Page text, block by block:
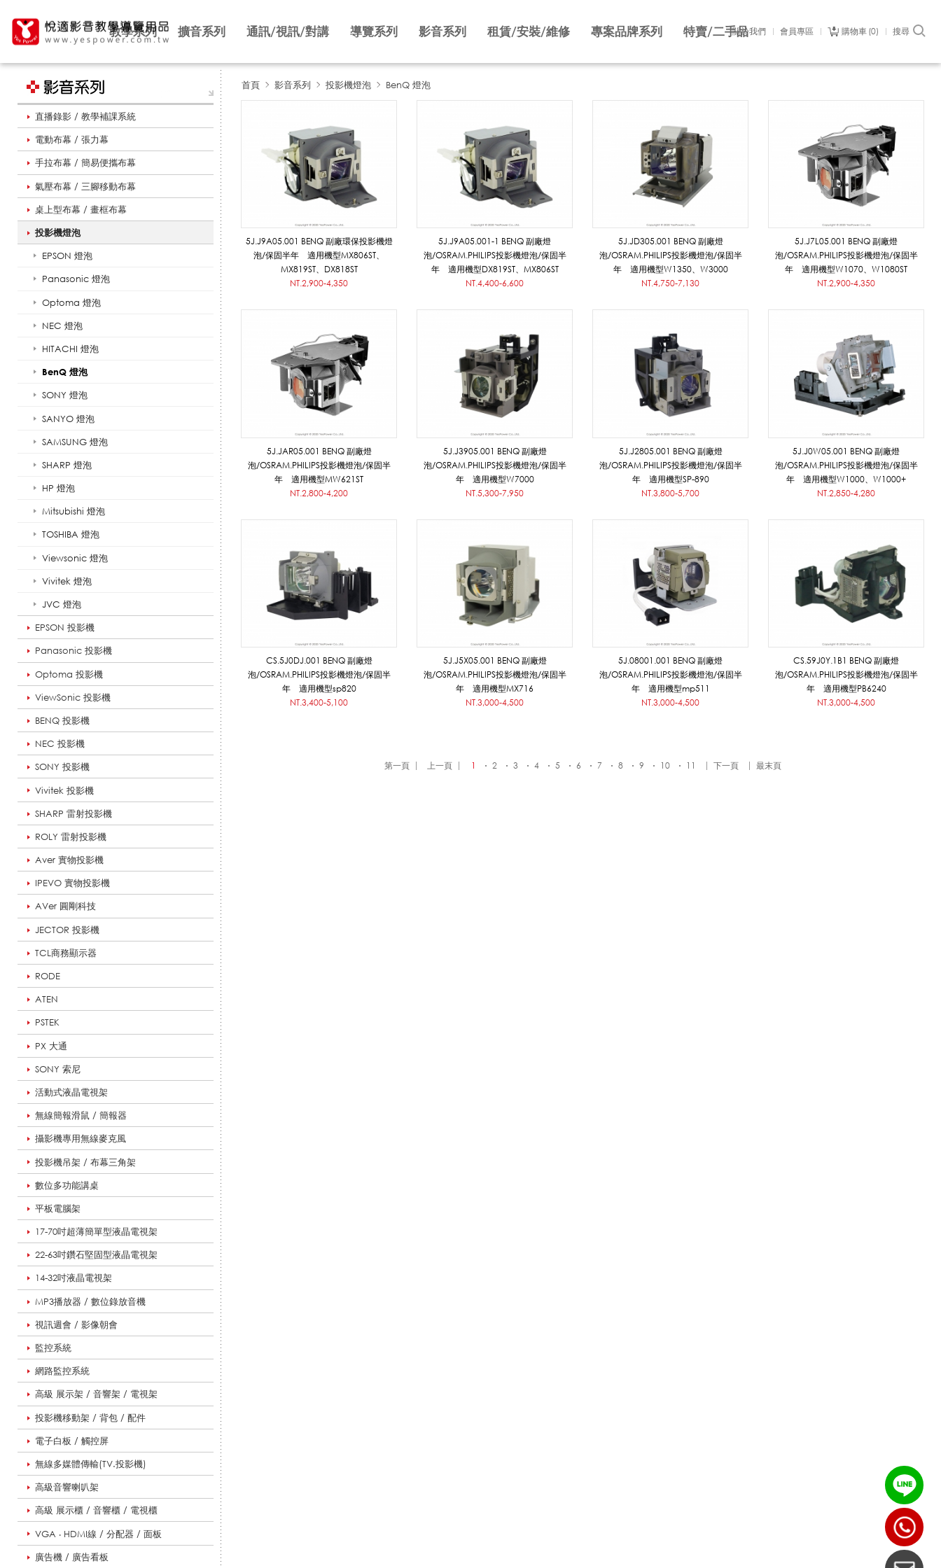
關於我們 會員專區 購物車 0 搜尋
教學系列 擴音系列 通訊/視訊/對講 導覽系列 影音系列 租賃/安裝/維修 專案品牌系列 特賣/二手品
直播錄影 / 教學補課系統
電動布幕 / 張力幕
手拉布幕 / 簡易便攜布幕
氣壓布幕 / 三腳移動布幕
桌上型布幕 / 畫框布幕
投影機燈泡
EPSON 燈泡
Panasonic 燈泡
Optoma 燈泡
NEC 燈泡
HITACHI 燈泡
BenQ 燈泡
SONY 燈泡
SANYO 燈泡
SAMSUNG 燈泡
SHARP 燈泡
HP 燈泡
Mitsubishi 燈泡
TOSHIBA 燈泡
Viewsonic 燈泡
Vivitek 燈泡
JVC 燈泡
EPSON 投影機
Panasonic 投影機
Optoma 投影機
ViewSonic 投影機
BENQ 投影機
NEC 投影機
SONY 投影機
Vivitek 投影機
SHARP 雷射投影機
ROLY 雷射投影機
Aver 實物投影機
IPEVO 實物投影機
AVer 圓剛科技
JECTOR 投影機
TCL商務顯示器
RODE
ATEN
PSTEK
PX 大通
SONY 索尼
活動式液晶電視架
無線簡報滑鼠 / 簡報器
攝影機專用無線麥克風
投影機吊架 / 布幕三角架
數位多功能講桌
平板電腦架
17-70吋超薄簡單型液晶電視架
22-63吋鑽石堅固型液晶電視架
14-32吋液晶電視架
MP3播放器 / 數位錄放音機
視訊週會 / 影像朝會
監控系統
網路監控系統
高級 展示架 / 音響架 / 電視架
投影機移動架 / 背包 / 配件
電子白板 / 觸控屏
無線多媒體傳輸(TV.投影機)
高級音響喇叭架
高級 展示櫃 / 音響櫃 / 電視櫃
VGA ‧ HDMI線 / 分配器 / 面板
廣告機 / 廣告看板
首頁 影音系列 投影機燈泡 BenQ 燈泡
n
_
投
燈
5J.J9A05.001 BENQ 副廠環保投影機燈
泡/保固半年 適用機型MX806ST、
MX819ST、DX818ST
NT.2,900-4,350
5J.J9A05.001-1 BENQ 副廠燈
泡/OSRAM.PHILIPS投影機燈泡/保固半
年 適用機型DX819ST、MX806ST
NT.4,400-6,600
5J.JD305.001 BENQ 副廠燈
泡/OSRAM.PHILIPS投影機燈泡/保固半
年 適用機型W1350、W3000
NT.4,750-7,130
5J.J7L05.001 BENQ 副廠燈
泡/OSRAM.PHILIPS投影機燈泡/保固半
年 適用機型W1070、W1080ST
NT.2,900-4,350
5J.JAR05.001 BENQ 副廠燈
泡/OSRAM.PHILIPS投影機燈泡/保固半
年 適用機型MW621ST
NT.2,800-4,200
5J.J3905.001 BENQ 副廠燈
泡/OSRAM.PHILIPS投影機燈泡/保固半
年 適用機型W7000
NT.5,300-7,950
5J.J2805.001 BENQ 副廠燈
泡/OSRAM.PHILIPS投影機燈泡/保固半
年 適用機型SP-890
NT.3,800-5,700
5J.J0W05.001 BENQ 副廠燈
泡/OSRAM.PHILIPS投影機燈泡/保固半
年 適用機型W1000、W1000+
NT.2,850-4,280
CS.5J0DJ.001 BENQ 副廠燈
泡/OSRAM.PHILIPS投影機燈泡/保固半
年 適用機型sp820
NT.3,400-5,100
5J.J5X05.001 BENQ 副廠燈
泡/OSRAM.PHILIPS投影機燈泡/保固半
年 適用機型MX716
NT.3,000-4,500
5J.08001.001 BENQ 副廠燈
泡/OSRAM.PHILIPS投影機燈泡/保固半
年 適用機型mp511
NT.3,000-4,500
CS.59J0Y.1B1 BENQ 副廠燈
泡/OSRAM.PHILIPS投影機燈泡/保固半
年 適用機型PB6240
NT.3,000-4,500
第一頁 上一頁 1 2 3 4 5 6 7 8 9 10 11 下一頁 最末頁